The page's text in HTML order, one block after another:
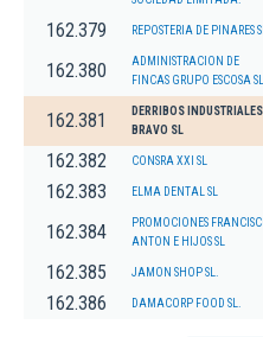
162.379 REPOSTERIA DE PINARES SL
162.380
ADMINISTRACION DE
FINCAS GRUPO ESCOSA SL
162.381
DERRIBOS INDUSTRIALES
BRAVO SL
162.382 CONSRA XXI SL
162.383 ELMA DENTAL SL
162.384
PROMOCIONES
ANTON E HIJOS SL
162.385 JAMON SHOP SL.
162.386 DAMACORP FOOD SL.